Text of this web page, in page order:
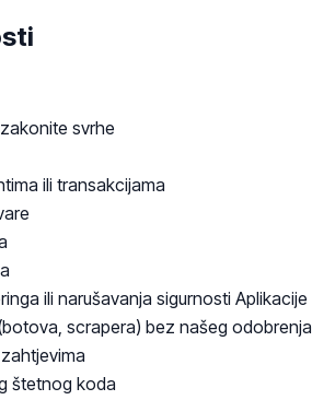
svrhe
ili transakcijama
ili narušavanja sigurnosti Aplikacije
scrapera) bez našeg odobrenja
štetnog koda